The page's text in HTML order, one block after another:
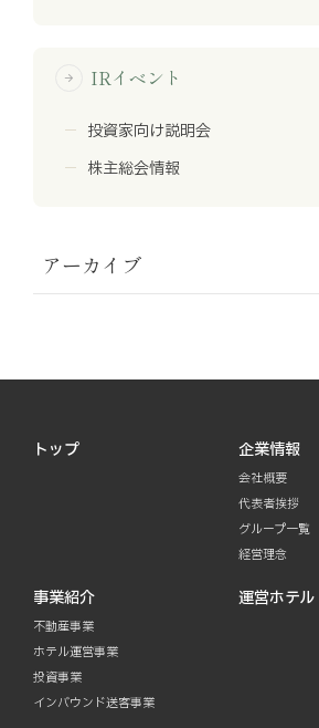
arrow_forward IRイベント
投資家向け説明会
株主総会情報
アーカイブ
トップ 企業情報
会社概要
代表者挨拶
グループ一覧
経営理念
事業紹介
不動産事業
ホテル運営事業
投資事業
インバウンド送客事業
運営ホテル